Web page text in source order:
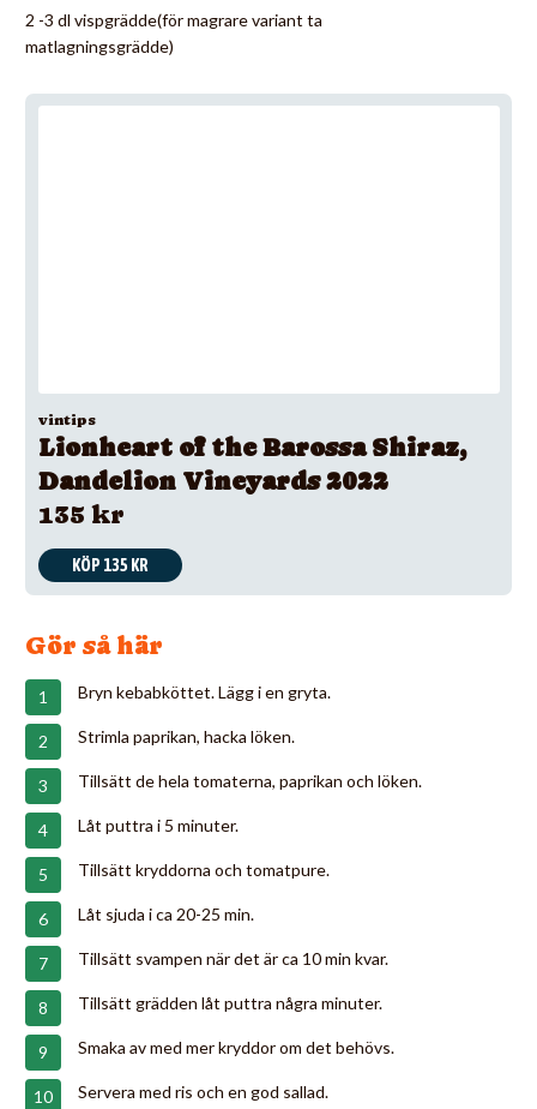
2 -3 dl vispgrädde(för magrare variant ta
matlagningsgrädde)
vintips
Lionheart of the Barossa Shiraz,
Dandelion Vineyards 2022
135 kr
KÖP 135 KR
Gör så här
Bryn kebabköttet. Lägg i en gryta.
Strimla paprikan, hacka löken.
Tillsätt de hela tomaterna, paprikan och löken.
Låt puttra i 5 minuter.
Tillsätt kryddorna och tomatpure.
Låt sjuda i ca 20-25 min.
Tillsätt svampen när det är ca 10 min kvar.
Tillsätt grädden låt puttra några minuter.
Smaka av med mer kryddor om det behövs.
Servera med ris och en god sallad.